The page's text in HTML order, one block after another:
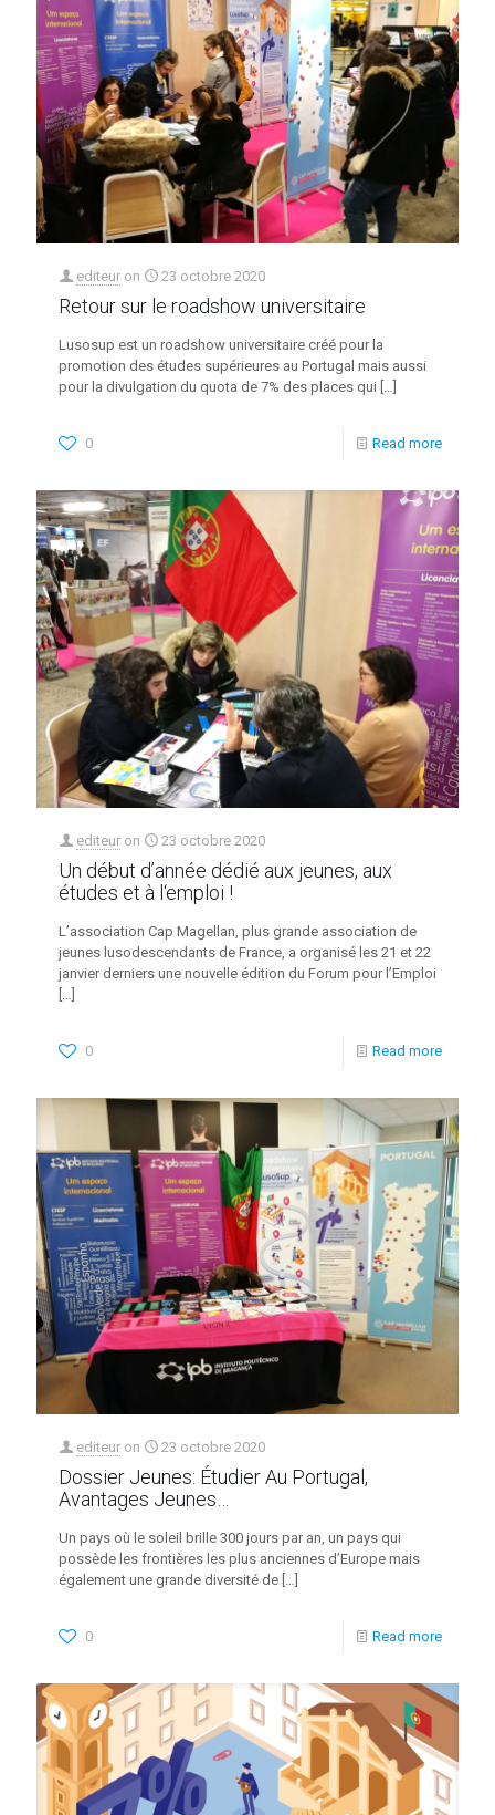
editeur on 23 octobre 2020
Retour sur le roadshow universitaire
Lusosup est un roadshow universitaire créé pour la
promotion des études supérieures au Portugal mais aussi
pour la divulgation du quota de 7% des places qui […]
0 Read more
editeur on 23 octobre 2020
Un début d’année dédié aux jeunes, aux
études et à l‘emploi !
L’association Cap Magellan, plus grande association de
jeunes lusodescendants de France, a organisé les 21 et 22
janvier derniers une nouvelle édition du Forum pour l’Emploi
0 Read more
editeur on 23 octobre 2020
Dossier Jeunes: Étudier Au Portugal,
Avantages Jeunes…
Un pays où le soleil brille 300 jours par an, un pays qui
possède les frontières les plus anciennes d’Europe mais
également une grande diversité de […]
0 Read more